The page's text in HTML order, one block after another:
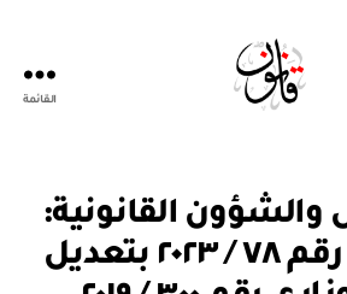
القائمة
والشؤون القانونية:
قرار وزاري رقم ٧٨ / ٢٠٢٣ بتعديل